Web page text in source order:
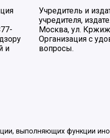
и
Учредитель и
учредителя,
Москва, ул.
Организация с
вопросы.
выполняющих функции